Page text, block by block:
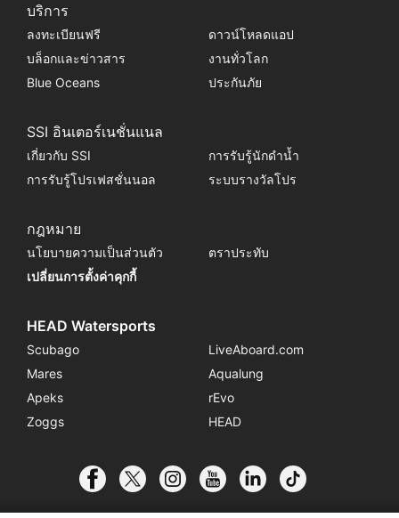
บริการ
ลงทะเบียนฟรี
ดาวน์โหลดแอป
บล็อกและข่าวสาร
งานทั่วโลก
Blue Oceans
ประกันภัย
SSI อินเตอร์เนชั่นแนล
เกี่ยวกับ SSI
การรับรู้นักดำน้ำ
การรับรู้โปรเฟสชั่นนอล
ระบบรางวัลโปร
กฎหมาย
นโยบายความเป็นส่วนตัว
ตราประทับ
เปลี่ยนการตั้งค่าคุกกี้
HEAD Watersports
Scubago
LiveAboard.com
Mares
Aqualung
Apeks
rEvo
Zoggs
HEAD